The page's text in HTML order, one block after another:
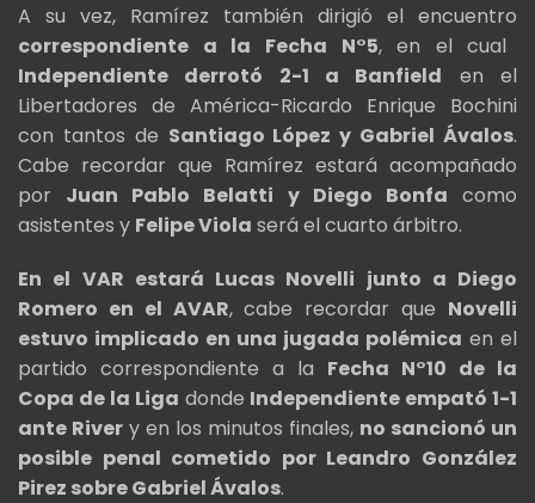
A su vez, Ramírez también dirigió el encuentro
correspondiente a la Fecha N°5, en el cual
Independiente derrotó 2-1 a Banfield en el
Libertadores de América-Ricardo Enrique Bochini
con tantos de Santiago López y Gabriel Ávalos.
Cabe recordar que Ramírez estará acompañado
por Juan Pablo Belatti y Diego Bonfa como
asistentes y Felipe Viola será el cuarto árbitro.
En el VAR estará Lucas Novelli junto a Diego
Romero en el AVAR, cabe recordar que Novelli
estuvo implicado en una jugada polémica en el
partido correspondiente a la Fecha N°10 de la
Copa de la Liga donde Independiente empató 1-1
ante River y en los minutos finales, no sancionó un
posible penal cometido por Leandro González
Pirez sobre Gabriel Ávalos.